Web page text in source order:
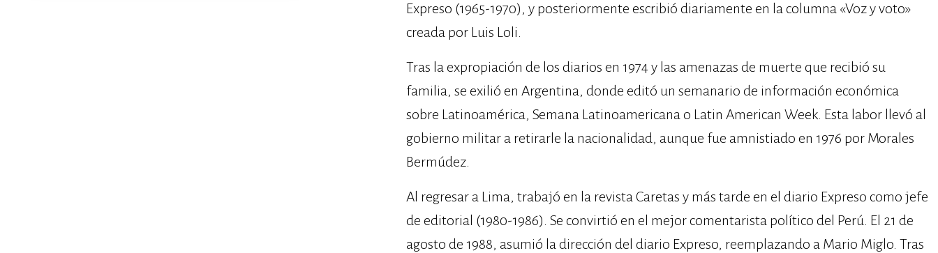
Expreso (1965-1970), y posteriormente escribió diariamente en la columna «Voz y voto»
creada por Luis Loli.
Tras la expropiación de los diarios en 1974 y las amenazas de muerte que recibió su
familia, se exilió en Argentina, donde editó un semanario de información económica
sobre Latinoamérica, Semana Latinoamericana o Latin American Week. Esta labor llevó al
gobierno militar a retirarle la nacionalidad, aunque fue amnistiado en 1976 por Morales
Bermúdez.
Al regresar a Lima, trabajó en la revista Caretas y más tarde en el diario Expreso como jefe
de editorial (1980-1986). Se convirtió en el mejor comentarista político del Perú. El 21 de
agosto de 1988, asumió la dirección del diario Expreso, reemplazando a Mario Miglo. Tras